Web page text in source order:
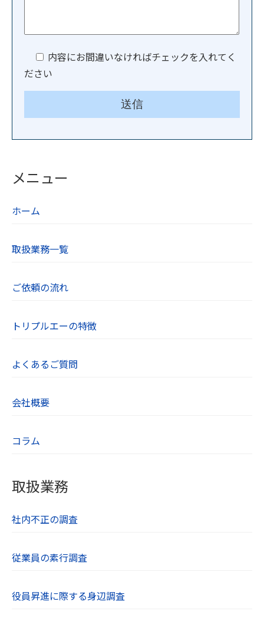
内容にお間違いなければチェックを入れてく
ださい
メニュー
ホーム
取扱業務一覧
ご依頼の流れ
トリプルエーの特徴
よくあるご質問
会社概要
コラム
取扱業務
社内不正の調査
従業員の素行調査
役員昇進に際する身辺調査